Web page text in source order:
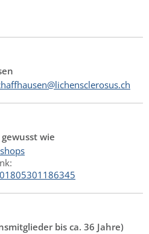
wie
bis ca. 36 Jahre)